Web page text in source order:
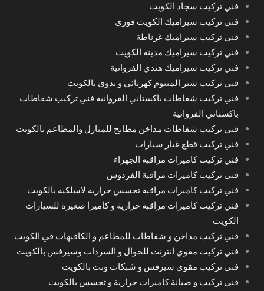
فني تركيب سجاد الكويت
فني تركيب سيراميك الكويت فوري
فني تركيب سيراميك غرناطة
فني تركيب سيراميك مدينة الكويت
فني تركيب سيراميك هندي الفروانية
فني تركيب شتر المنيوم كهربائي و يدوي بالكويت
فني تركيب شفاطات باكستاني الفروانية فني تركيب شفاطات
باكستاني الفروانية
فني تركيب شفاطات مداخن مطابخ للمنازل والمطاعم بالكويت
فني تركيب قطع غيار سيارات
فني تركيب كاميرات مراقبة الجهراء
فني تركيب كاميرات مراقبة الفردوس
فني تركيب كاميرات مراقبة تجسس حرارية لاسلكية بالكويت
فني تركيب كاميرات مراقبة حرارية و كاميرا صغيرة للسيارات
الكويت
فني تركيب مداخن و شفاطات للمطاعم و الكافيهات في الكويت
فني تركيب مقوي انترنت للجوال و السرداب وسيرفس بالكويت
فني تركيب مقوي سيرفس و شبكات ونت بالكويت
فني تركيب و صيانة كاميرات حرارية و تجسس بالكويت